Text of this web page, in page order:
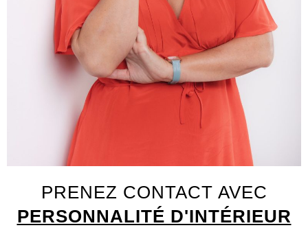
PRENEZ CONTACT AVEC
PERSONNALITÉ D'INTÉRIEUR